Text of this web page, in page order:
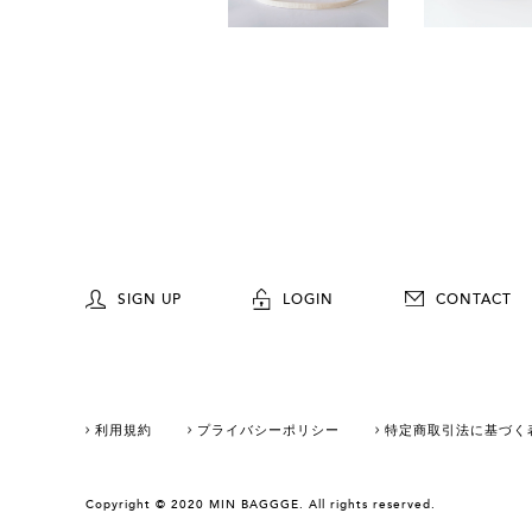
SIGN UP LOGIN CONTACT
利用規約 プライバシーポリシー 特定商取引法に基づく
Copyright © 2020 MIN BAGGGE. All rights reserved.